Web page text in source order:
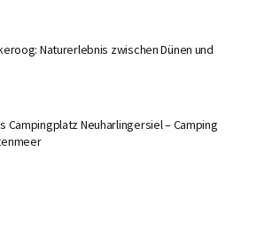
Naturerlebnis zwischen Dünen und
Campingplatz Neuharlingersiel – Camping